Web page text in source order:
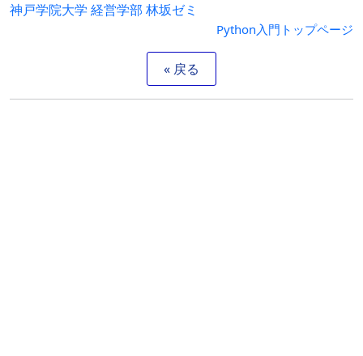
神戸学院大学 経営学部 林坂ゼミ
Python入門トップページ
« 戻る